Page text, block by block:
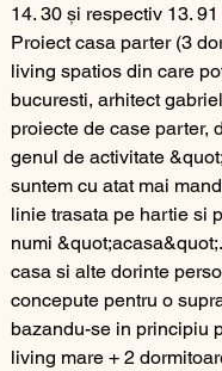
14. 30 și respectiv 13.
Proiect casa parter (3
living spatios din care
bucuresti, arhitect
proiecte de case parter,
genul de activitate
suntem cu atat mai
linie trasata pe hartie si
numi
casa si alte dorinte
concepute pentru o
bazandu-se in principiu
living mare + 2